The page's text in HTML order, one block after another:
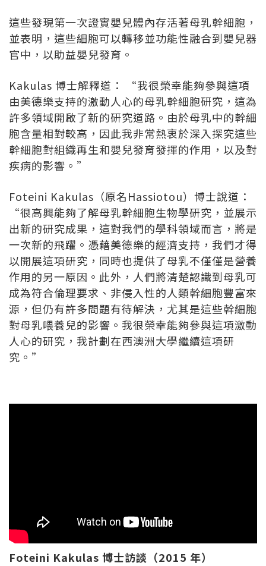
這些發現第一次證實嬰兒體內存活著母乳幹細胞，
並表明，這些細胞可以轉移並功能性融合到嬰兒器
官中，以助益嬰兒發育。
Kakulas 博士解釋道： “我很榮幸能夠參與這項
由美德樂支持的激動人心的母乳幹細胞研究，這為
許多領域開啟了新的研究道路。由於母乳中的幹細
胞含量相對較高，因此我非常熱衷於深入探究這些
幹細胞對組織再生和嬰兒發育發揮的作用，以及對
疾病的影響。”
Foteini Kakulas（原名Hassiotou）博士說道：
“很高興能夠了解母乳幹細胞生物學研究，並展示
出新的研究成果，這對我們的學科領域而言，將是
一次新的飛躍。憑藉美德樂的經濟支持，我們才得
以開展這項研究，同時也提供了母乳不僅僅是營養
作用的另一原因。此外，人們將清楚認識到母乳可
成為符合倫理要求、非侵入性的人類幹細胞豐富來
源，但仍有許多問題有待解決，尤其是這些幹細胞
對母乳喂養兒的影響。我很榮幸能夠參與這項激動
人心的研究，我計劃在西澳洲大學繼續這項研
究。”
Foteini Kakulas 博士訪談（2015 年）